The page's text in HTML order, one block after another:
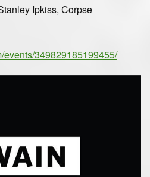
Ipkiss, Corpse
events/349829185199455/